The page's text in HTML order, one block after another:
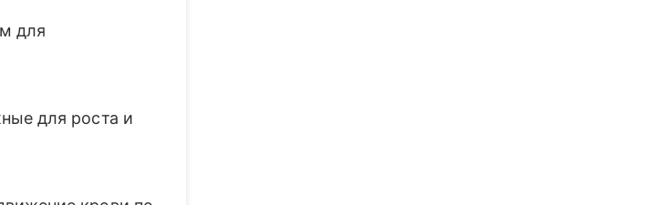
для
для роста и